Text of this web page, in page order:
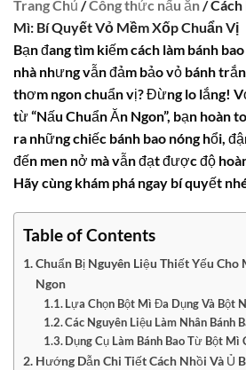
Trang Chủ /Công thức nấu ăn/ Cách
Mì: Bí Quyết Vỏ Mềm Xốp Chuẩn Vị
Bạn đang tìm kiếmcách làm bánh
nhà nhưng vẫn đảm bảo vỏ bánh
thơm ngon chuẩn vị? Đừng lo lắng!
từ “Nấu Chuẩn Ăn Ngon”, bạn hoàn
ra những chiếc bánh bao nóng hổi,
đến men nở mà vẫn đạt được độ
Hãy cùng khám phá ngay bí quyết
Table of Contents
Chuẩn Bị Nguyên Liệu Thiết Yếu Cho
Ngon
Lựa Chọn Bột Mì Đa Dụng Và Bột
Các Nguyên Liệu Làm Nhân Bánh
Dụng Cụ Làm Bánh Bao Từ Bột Mì
Hướng Dẫn Chi Tiết Cách Nhồi Và Ủ